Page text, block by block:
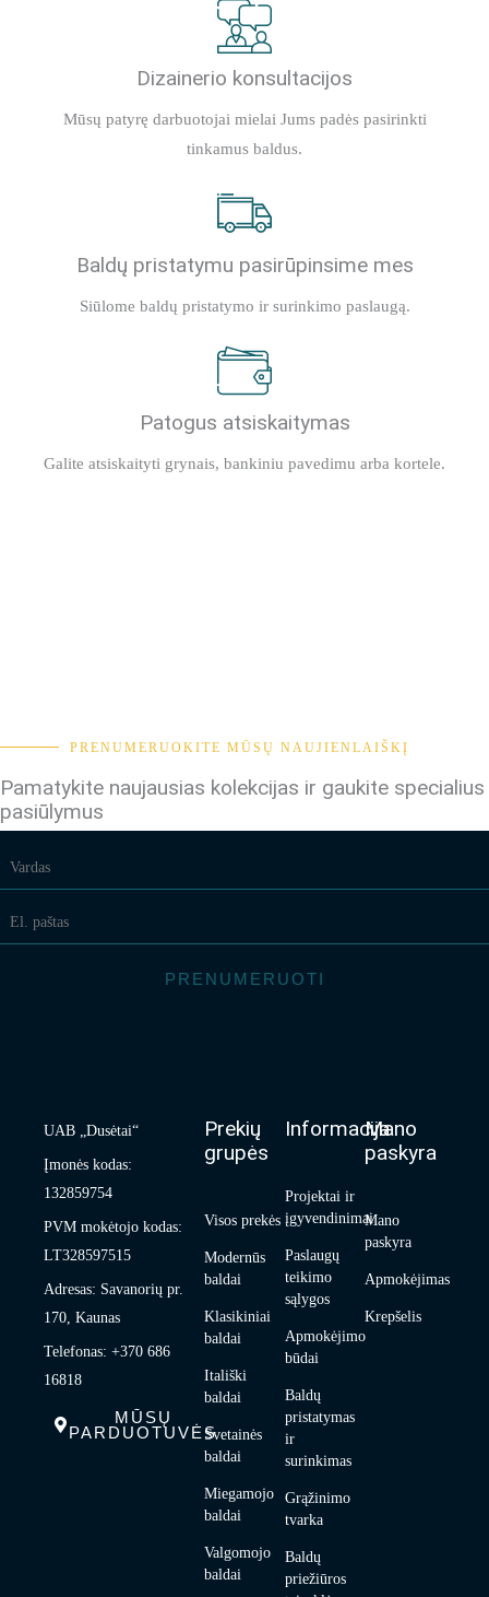
Dizainerio konsultacijos
Mūsų patyrę darbuotojai mielai Jums padės pasirinkti
tinkamus baldus.
Baldų pristatymu pasirūpinsime mes
Siūlome baldų pristatymo ir surinkimo paslaugą.
Patogus atsiskaitymas
Galite atsiskaityti grynais, bankiniu pavedimu arba kortele.
PRENUMERUOKITE MŪSŲ NAUJIENLAIŠKĮ
Pamatykite naujausias kolekcijas ir gaukite specialius
pasiūlymus
PRENUMERUOTI
UAB „Dusėtai“
Įmonės kodas:
132859754
PVM mokėtojo kodas:
LT328597515
Adresas: Savanorių pr.
170, Kaunas
Telefonas: +370 686
16818
MŪSŲ
PARDUOTUVĖS
Prekių
grupės
Visos prekės
Modernūs
baldai
Klasikiniai
baldai
Itališki
baldai
Svetainės
baldai
Miegamojo
baldai
Valgomojo
baldai
Informacija
Projektai ir
įgyvendinimai
Paslaugų
teikimo
sąlygos
Apmokėjimo
būdai
Baldų
pristatymas
ir
surinkimas
Grąžinimo
tvarka
Baldų
priežiūros
Mano
paskyra
Mano
paskyra
Apmokėjimas
Krepšelis